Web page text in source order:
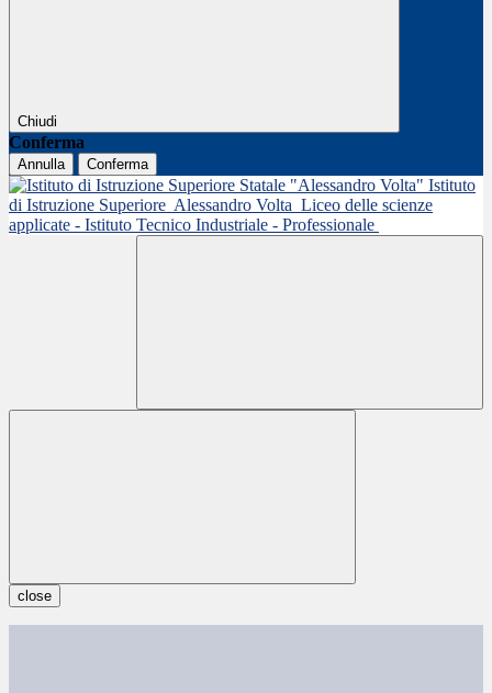
Chiudi
Conferma
Annulla Conferma
Istituto
di Istruzione Superiore Alessandro Volta Liceo delle scienze
applicate - Istituto Tecnico Industriale - Professionale
close